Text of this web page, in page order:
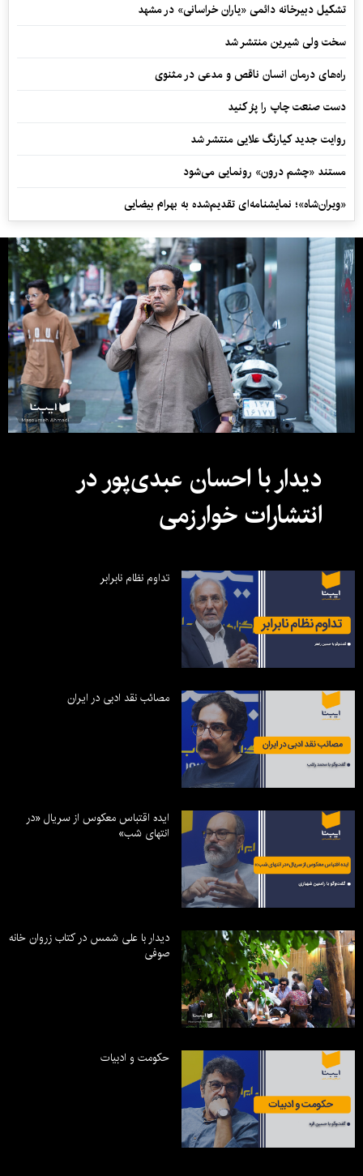
تشکیل دبیرخانه دائمی «یاران خراسانی» در مشهد
سخت ولی شیرین منتشر شد
راه‌های درمان انسان ناقص و مدعی در مثنوی
دست صنعت چاپ را پرُ کنید
روایت جدید کیارنگ علایی منتشر شد
مستند «چشم درون» رونمایی می‌شود
«ویران‌شاه»؛ نمایشنامه‌ای تقدیم‌شده به بهرام بیضایی
دیدار با احسان عبدی‌پور در
انتشارات خوارزمی
تداوم نظام نابرابر
مصائب نقد ادبی در ایران
ایده اقتباس معکوس از سریال «در
انتهای شب»
دیدار با علی شمس در کتاب زروان خانه
صوفی
حکومت و ادبیات